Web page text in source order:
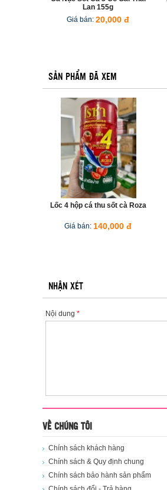
Lan 155g
Giá bán: 20,000 đ
SẢN PHẨM ĐÃ XEM
Lốc 4 hộp cá thu sốt cà Roza
Giá bán: 140,000 đ
NHẬN XÉT
Nội dung *
VỀ CHÚNG TÔI
Chính sách khách hàng
Chính sách & Quy định chung
Chính sách bảo hành sản phẩm